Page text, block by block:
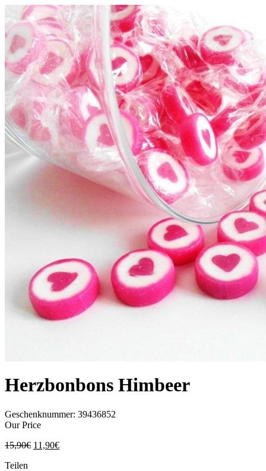
Herzbonbons Himbeer
Geschenknummer: 39436852
Our Price
15,90€ 11,90€
Teilen